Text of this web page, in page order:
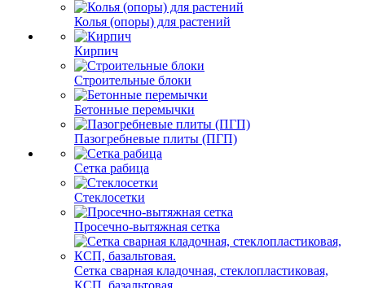
Колья (опоры) для растений
Кирпич
Строительные блоки
Бетонные перемычки
Пазогребневые плиты (ПГП)
Сетка рабица
Стеклосетки
Просечно-вытяжная сетка
Сетка сварная кладочная, стеклопластиковая,
КСП, базальтовая.